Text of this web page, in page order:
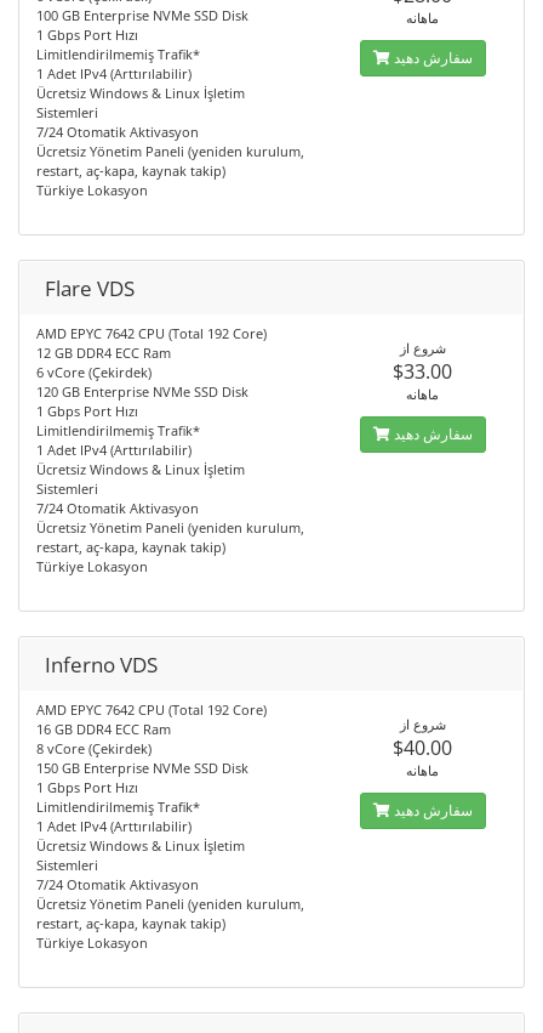
100 GB Enterprise NVMe SSD Disk
1 Gbps Port Hızı
Limitlendirilmemiş Trafik*
1 Adet IPv4 (Arttırılabilir)
Ücretsiz Windows & Linux İşletim
Sistemleri
7/24 Otomatik Aktivasyon
Ücretsiz Yönetim Paneli (yeniden kurulum,
restart, aç-kapa, kaynak takip)
Türkiye Lokasyon
ماهانه
سفارش دهید
Flare VDS
AMD EPYC 7642 CPU (Total 192 Core)
12 GB DDR4 ECC Ram
6 vCore (Çekirdek)
120 GB Enterprise NVMe SSD Disk
1 Gbps Port Hızı
Limitlendirilmemiş Trafik*
1 Adet IPv4 (Arttırılabilir)
Ücretsiz Windows & Linux İşletim
Sistemleri
7/24 Otomatik Aktivasyon
Ücretsiz Yönetim Paneli (yeniden kurulum,
restart, aç-kapa, kaynak takip)
Türkiye Lokasyon
شروع از
$33.00
ماهانه
سفارش دهید
Inferno VDS
AMD EPYC 7642 CPU (Total 192 Core)
16 GB DDR4 ECC Ram
8 vCore (Çekirdek)
150 GB Enterprise NVMe SSD Disk
1 Gbps Port Hızı
Limitlendirilmemiş Trafik*
1 Adet IPv4 (Arttırılabilir)
Ücretsiz Windows & Linux İşletim
Sistemleri
7/24 Otomatik Aktivasyon
Ücretsiz Yönetim Paneli (yeniden kurulum,
restart, aç-kapa, kaynak takip)
Türkiye Lokasyon
شروع از
$40.00
ماهانه
سفارش دهید